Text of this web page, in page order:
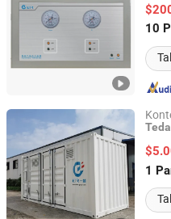
10
Hunan, China
1
Hunan Eter Medical Co., Ltd.
Hunan, China